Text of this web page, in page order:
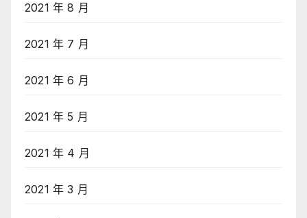
2021 年 8 月
2021 年 7 月
2021 年 6 月
2021 年 5 月
2021 年 4 月
2021 年 3 月